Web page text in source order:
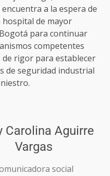
a la espera de
hospital de mayor
para continuar
competentes
rigor para establecer
de seguridad industrial
Carolina Aguirre
Vargas
social